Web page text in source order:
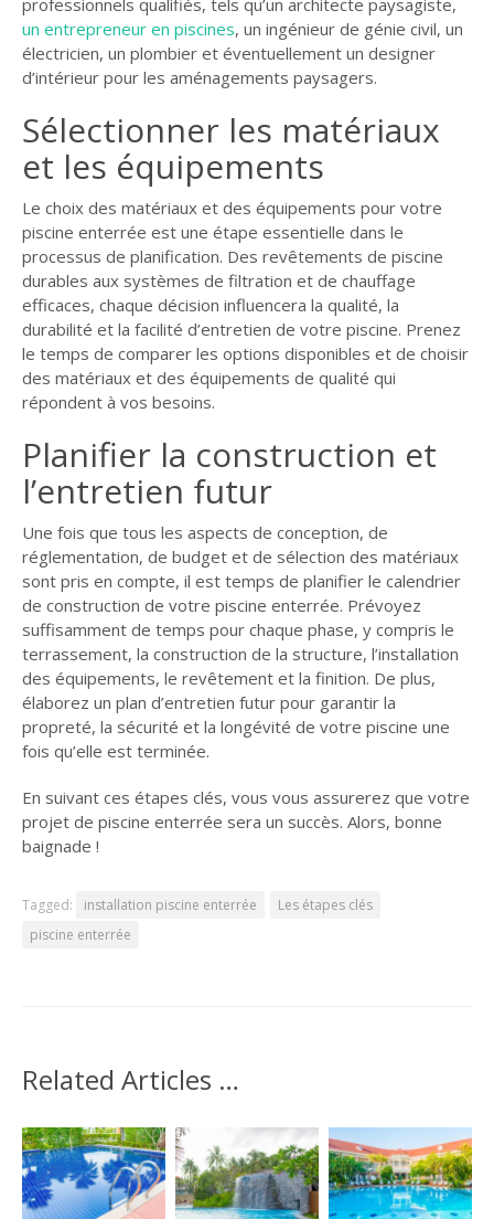
un entrepreneur en piscines, un ingénieur de génie civil, un
électricien, un plombier et éventuellement un designer
d’intérieur pour les aménagements paysagers.
Sélectionner les matériaux
et les équipements
Le choix des matériaux et des équipements pour votre
piscine enterrée est une étape essentielle dans le
processus de planification. Des revêtements de piscine
durables aux systèmes de filtration et de chauffage
efficaces, chaque décision influencera la qualité, la
durabilité et la facilité d’entretien de votre piscine. Prenez
le temps de comparer les options disponibles et de choisir
des matériaux et des équipements de qualité qui
répondent à vos besoins.
Planifier la construction et
l’entretien futur
Une fois que tous les aspects de conception, de
réglementation, de budget et de sélection des matériaux
sont pris en compte, il est temps de planifier le calendrier
de construction de votre piscine enterrée. Prévoyez
suffisamment de temps pour chaque phase, y compris le
terrassement, la construction de la structure, l’installation
des équipements, le revêtement et la finition. De plus,
élaborez un plan d’entretien futur pour garantir la
propreté, la sécurité et la longévité de votre piscine une
fois qu’elle est terminée.
En suivant ces étapes clés, vous vous assurerez que votre
projet de piscine enterrée sera un succès. Alors, bonne
baignade !
Tagged: installation piscine enterrée
Les étapes clés
piscine enterrée
Related Articles …